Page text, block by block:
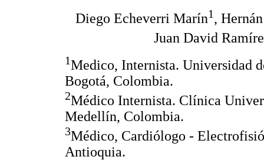
Diego Echeverri Marín1,
Juan David
1Medico, Internista. Universidad
Bogotá, Colombia.
2Médico Internista. Clínica
Medellín, Colombia.
3Médico, Cardiólogo -
Antioquia.